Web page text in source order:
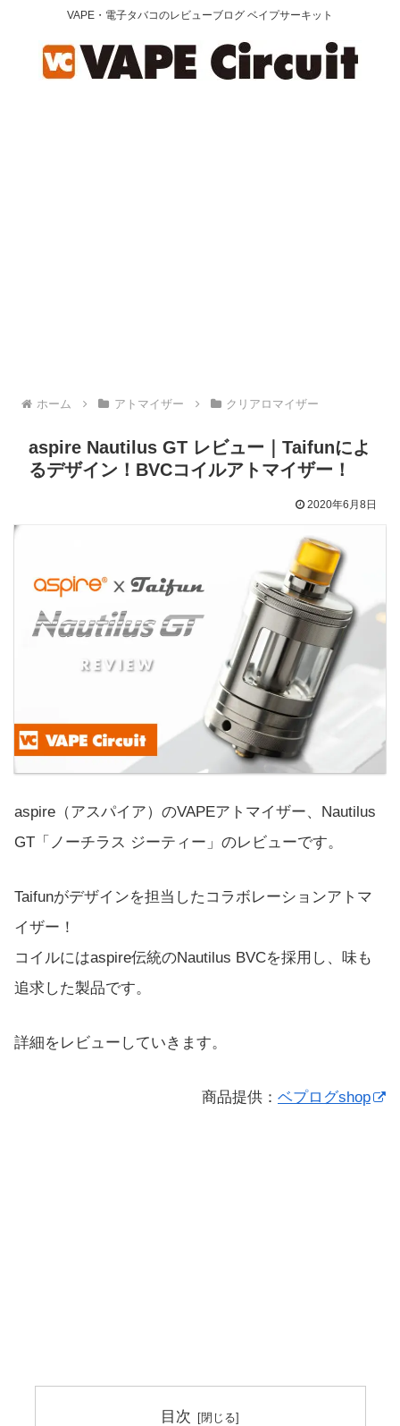
VAPE・電子タバコのレビューブログ ベイプサーキット
ホーム アトマイザー クリアロマイザー
aspire Nautilus GT レビュー｜Taifunによ
るデザイン！BVCコイルアトマイザー！
2020年6月8日
aspire（アスパイア）のVAPEアトマイザー、Nautilus
GT「ノーチラス ジーティー」のレビューです。
Taifunがデザインを担当したコラボレーションアトマ
イザー！
コイルにはaspire伝統のNautilus BVCを採用し、味も
追求した製品です。
詳細をレビューしていきます。
商品提供： ベプログshop
目次